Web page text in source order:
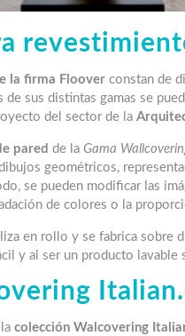
la firma Floover constan de
sus distintas gamas se
del sector de la
pared de laGama
geométricos,
se pueden modificar las
de colores o la
en rollo y se fabrica sobre
y al ser un producto
Italian.
lacolección Walcovering